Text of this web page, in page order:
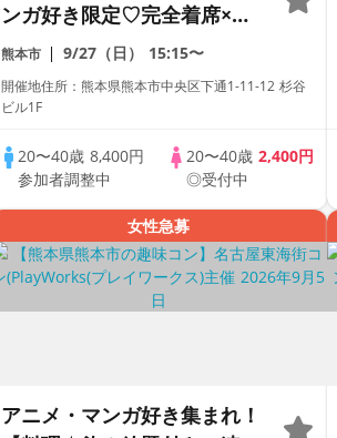
ンガ好き限定♡完全着席×マ
ッチングゲーム付きアニメコ
ン
熊本市 9/27（日） 15:15〜
開催地住所：熊本県熊本市中央区下通1-11-12 杉谷
ビル1F
20〜40歳 8,400円
参加者調整中
20〜40歳2,400円
◎受付中
女性急募
アニメ・マンガ好き集まれ！